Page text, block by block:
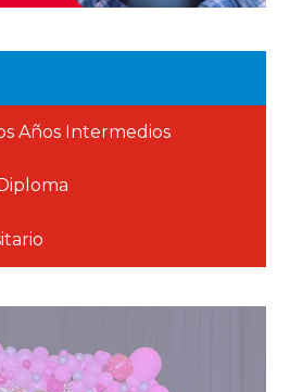
Años Intermedios